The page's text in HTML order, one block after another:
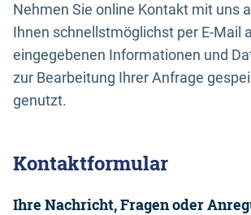
Nehmen Sie online Kontakt mit uns
Ihnen schnellstmöglichst per E-Mail
eingegebenen Informationen und
zur Bearbeitung Ihrer Anfrage
genutzt.
Kontaktformular
Ihre Nachricht, Fragen oder